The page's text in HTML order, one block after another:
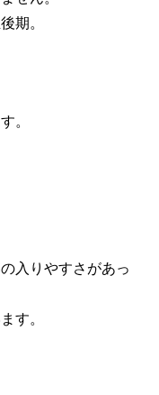
期。
。
入りやすさがあっ
す。